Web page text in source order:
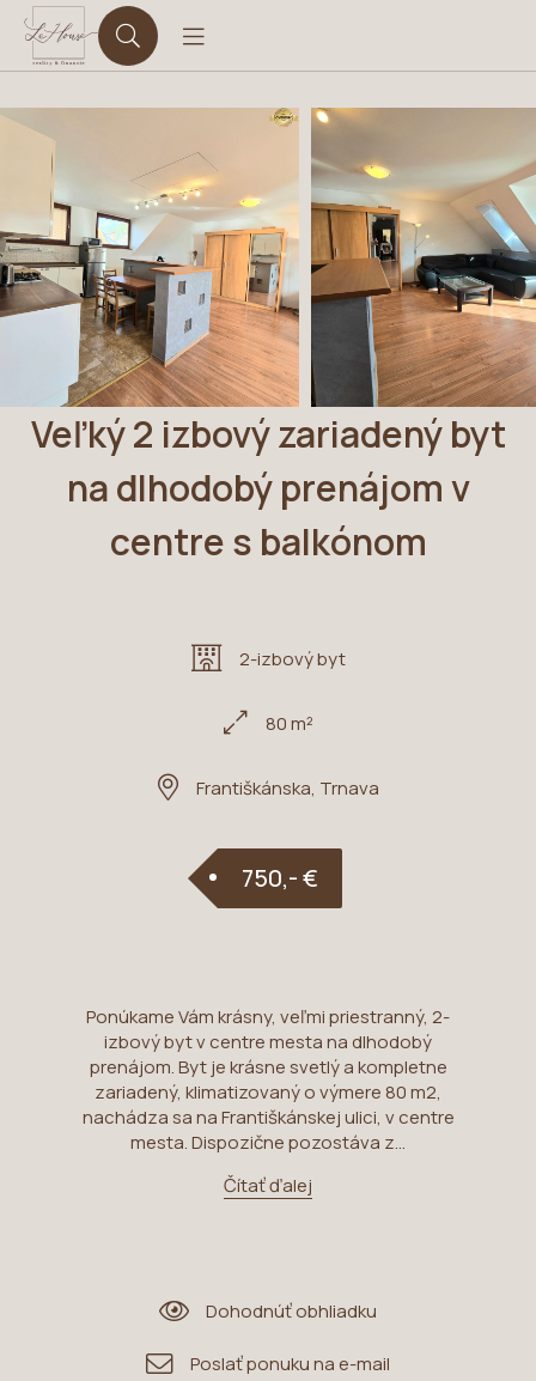
Veľký 2 izbový zariadený byt
na dlhodobý prenájom v
centre s balkónom
2-izbový byt
80 m²
Františkánska, Trnava
750,- €
Ponúkame Vám krásny, veľmi priestranný, 2-
izbový byt v centre mesta na dlhodobý
prenájom. Byt je krásne svetlý a kompletne
zariadený, klimatizovaný o výmere 80 m2,
nachádza sa na Františkánskej ulici, v centre
mesta. Dispozične pozostáva z...
Čítať ďalej
Dohodnúť obhliadku
Poslať ponuku na e-mail